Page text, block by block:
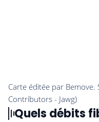
Quels débits